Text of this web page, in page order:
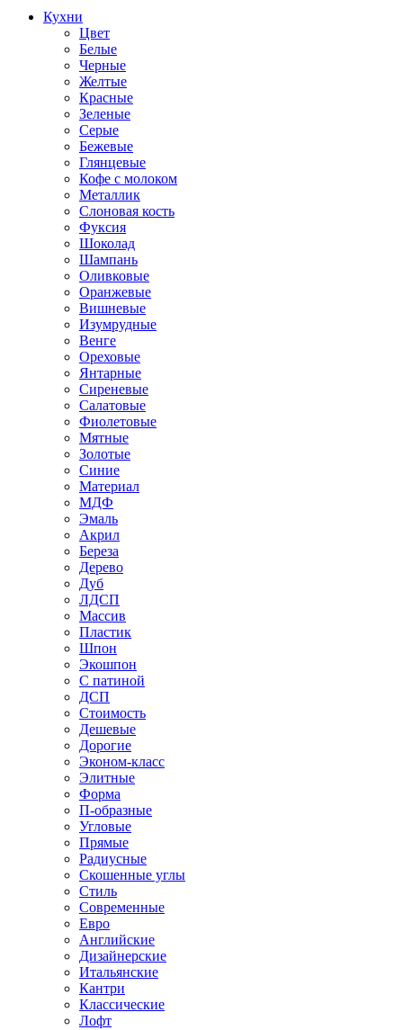
Кухни
Цвет
Белые
Черные
Желтые
Красные
Зеленые
Серые
Бежевые
Глянцевые
Кофе с молоком
Металлик
Слоновая кость
Фуксия
Шоколад
Шампань
Оливковые
Оранжевые
Вишневые
Изумрудные
Венге
Ореховые
Янтарные
Сиреневые
Салатовые
Фиолетовые
Мятные
Золотые
Синие
Материал
МДФ
Эмаль
Акрил
Береза
Дерево
Дуб
ЛДСП
Массив
Пластик
Шпон
Экошпон
С патиной
ДСП
Стоимость
Дешевые
Дорогие
Эконом-класс
Элитные
Форма
П-образные
Угловые
Прямые
Радиусные
Скошенные углы
Стиль
Современные
Евро
Английские
Дизайнерские
Итальянские
Кантри
Классические
Лофт